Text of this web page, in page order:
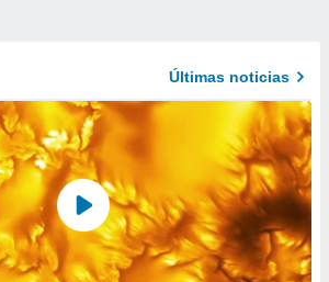
Últimas noticias